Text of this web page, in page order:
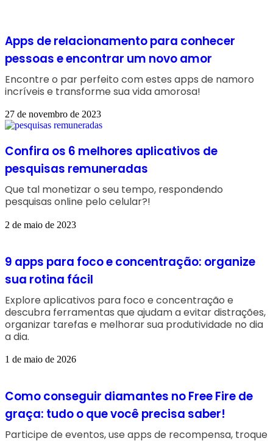
Apps de relacionamento para conhecer
pessoas e encontrar um novo amor
Encontre o par perfeito com estes apps de namoro
incríveis e transforme sua vida amorosa!
27 de novembro de 2023
Confira os 6 melhores aplicativos de
pesquisas remuneradas
Que tal monetizar o seu tempo, respondendo
pesquisas online pelo celular?!
2 de maio de 2023
9 apps para foco e concentração: organize
sua rotina fácil
Explore aplicativos para foco e concentração e
descubra ferramentas que ajudam a evitar distrações,
organizar tarefas e melhorar sua produtividade no dia
a dia.
1 de maio de 2026
Como conseguir diamantes no Free Fire de
graça: tudo o que você precisa saber!
Participe de eventos, use apps de recompensa, troque